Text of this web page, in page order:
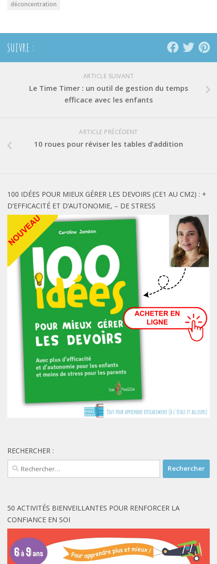
déconcentration
SUIVRE :
ARTICLE SUIVANT
Le Time Timer : un outil de gestion du temps
efficace avec les enfants
ARTICLE PRÉCÉDENT
10 roues pour réviser les tables d’addition
100 IDÉES POUR MIEUX GÉRER LES DEVOIRS (CE1 AU CM2) : +
D’EFFICACITÉ ET D’AUTONOMIE, – DE STRESS
RECHERCHER :
Rechercher :
50 ACTIVITÉS BIENVEILLANTES POUR RENFORCER LA
CONFIANCE EN SOI